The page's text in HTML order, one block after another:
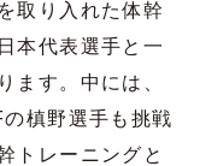
取り入れた体幹
本代表選手と一
ます。中には、
槙野選手も挑戦
トレーニングと